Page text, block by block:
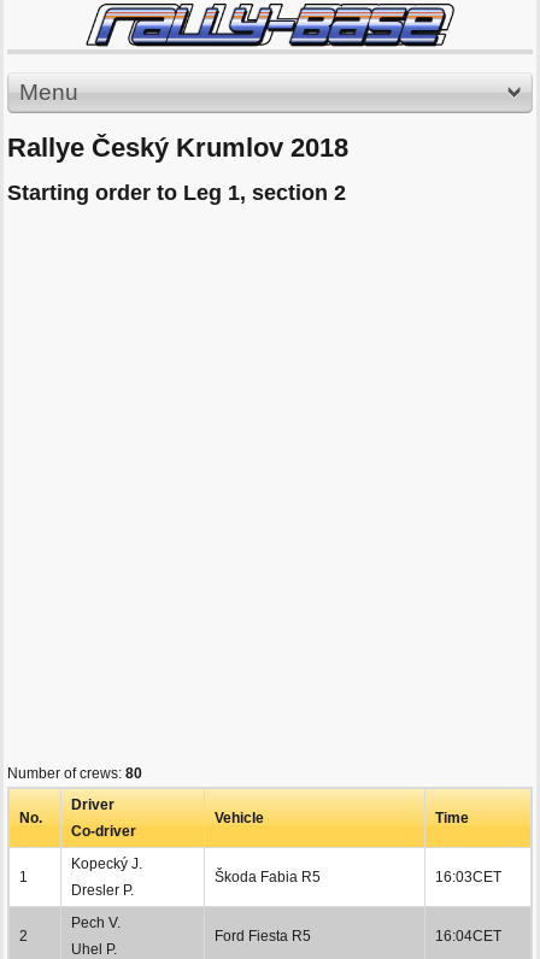
Menu
Rallye Český Krumlov 2018
Starting order to Leg 1, section 2
Number of crews: 80
No.
Driver
Co-driver
Vehicle Time
1
Kopecký J.
Dresler P.
Škoda Fabia R5 16:03CET
2
Pech V.
Uhel P.
Ford Fiesta R5 16:04CET